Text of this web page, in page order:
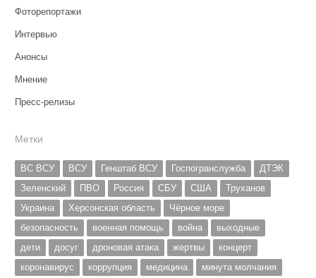
Фоторепортажи
Интервью
Анонсы
Мнение
Пресс-релизы
Метки
ВС ВСУ ВСУ Генштаб ВСУ Госпогранслужба
ДТЭК
Зеленский
ПВО Россия СБУ США
Труханов
Украина
Херсонская область
Чёрное море
безопасность
военная помощь война
выходные
дети
досуг дроновая атака жертвы
концерт
коронавирус
коррупция медицина
минута молчания